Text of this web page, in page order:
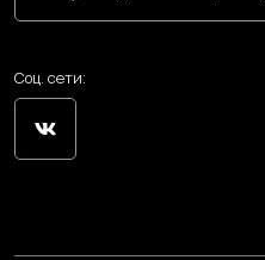
Соц. сети: